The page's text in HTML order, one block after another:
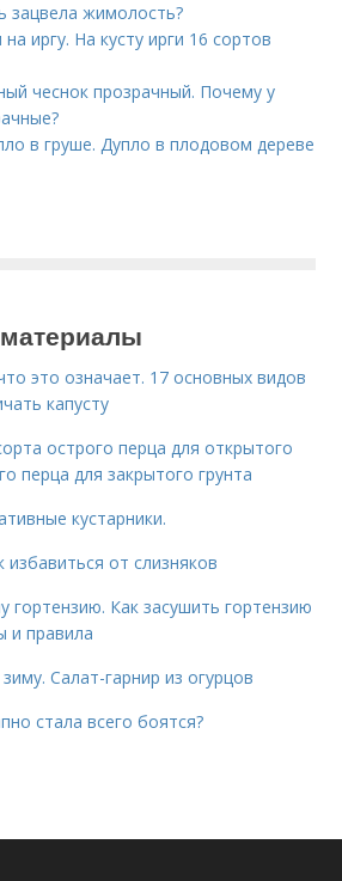
зацвела жимолость?
иргу. На кусту ирги 16 сортов
чеснок прозрачный. Почему у
в груше. Дупло в плодовом дереве
это означает. 17 основных видов
капусту
острого перца для открытого
перца для закрытого грунта
кустарники.
избавиться от слизняков
гортензию. Как засушить гортензию
и правила
Салат-гарнир из огурцов
стала всего боятся?